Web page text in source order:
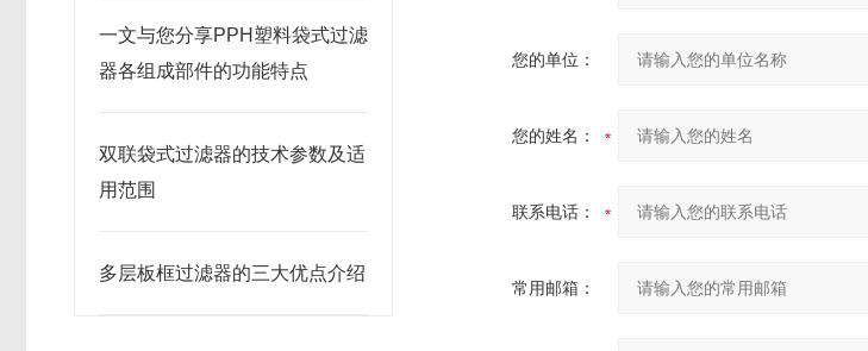
一文与您分享PPH塑料袋式过滤
器各组成部件的功能特点
双联袋式过滤器的技术参数及适
用范围
多层板框过滤器的三大优点介绍
您的单位：
您的姓名：
联系电话：
常用邮箱：